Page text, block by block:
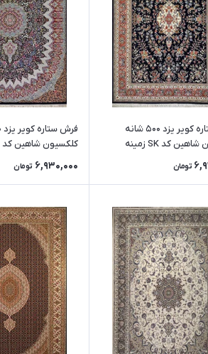
فرش ستاره کویر یزد 500 شانه
کلکسیون شاهین کد SK زمینه
حاشیه مسی
تومان 6,930,000 تومان